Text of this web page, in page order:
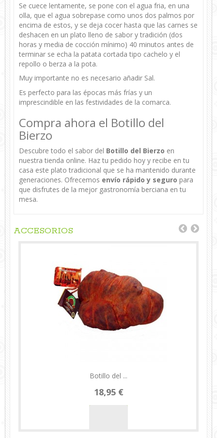
Se cuece lentamente, se pone con el agua fria, en una
olla, que el agua sobrepase como unos dos palmos por
encima de estos, y se deja cocer hasta que las carnes se
deshacen en un plato lleno de sabor y tradición (dos
horas y media de cocción mínimo) 40 minutos antes de
terminar se echa la patata cortada tipo cachelo y el
repollo o berza a la pota.
Muy importante no es necesario añadir Sal.
Es perfecto para las épocas más frías y un
imprescindible en las festividades de la comarca.
Compra ahora el Botillo del
Bierzo
Descubre todo el sabor del Botillo del Bierzo en
nuestra tienda online. Haz tu pedido hoy y recibe en tu
casa este plato tradicional que se ha mantenido durante
generaciones. Ofrecemos envío rápido y seguro para
que disfrutes de la mejor gastronomía berciana en tu
mesa.
ACCESORIOS
Botillo del ...
18,95 €